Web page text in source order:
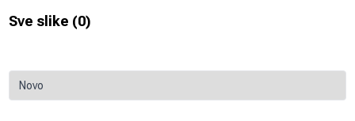
Sve slike (0)